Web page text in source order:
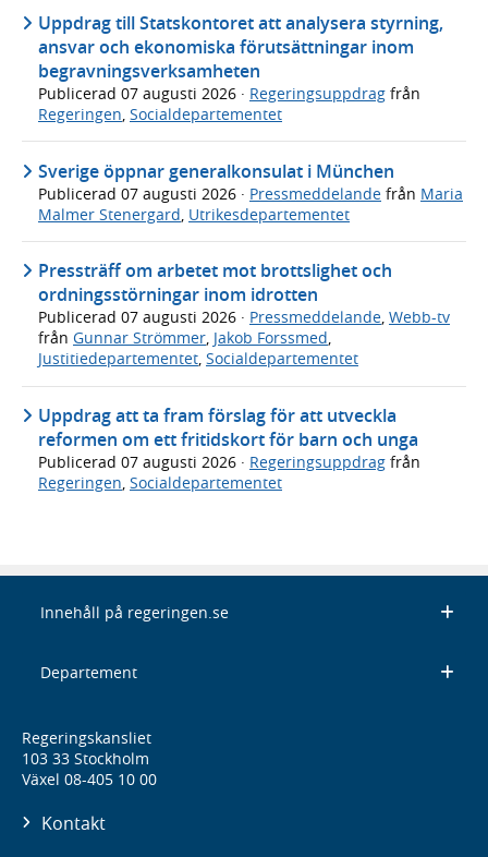
Uppdrag till Statskontoret att analysera styrning,
ansvar och ekonomiska förutsättningar inom
begravningsverksamheten
Publicerad 07 augusti 2026 · Regeringsuppdrag från
Regeringen, Socialdepartementet
Sverige öppnar generalkonsulat i München
Publicerad 07 augusti 2026 · Pressmeddelande från Maria
Malmer Stenergard Utrikesdepartementet
Pressträff om arbetet mot brottslighet och
ordningsstörningar inom idrotten
Publicerad 07 augusti 2026 · Pressmeddelande, Webb-tv
från Gunnar Strömmer, Jakob Forssmed,
Justitiedepartementet, Socialdepartementet
Uppdrag att ta fram förslag för att utveckla
reformen om ett fritidskort för barn och unga
Publicerad 07 augusti 2026 · Regeringsuppdrag från
Regeringen, Socialdepartementet
Innehåll på regeringen.se
Departement
Regeringskansliet
103 33 Stockholm
Växel 08-405 10 00
Kontakt